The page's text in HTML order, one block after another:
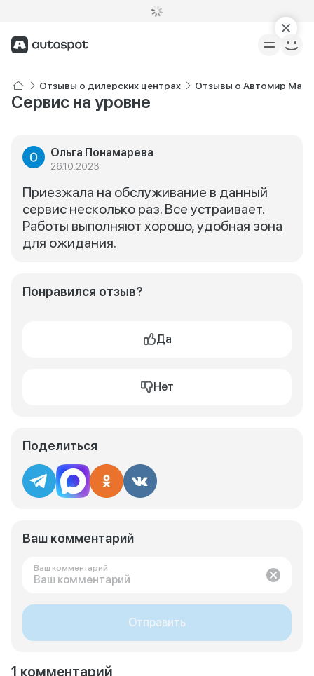
Отзывы о дилерских центрах Отзывы о Автомир
Сервис на уровне
Ольга Понамарева
26.10.2023
Приезжала на обслуживание в данный
сервис несколько раз. Все устраивает.
Работы выполняют хорошо, удобная зона
для ожидания.
Понравился отзыв?
Да
Нет
Поделиться
Ваш комментарий
Ваш комментарий
Отправить
1 комментарий